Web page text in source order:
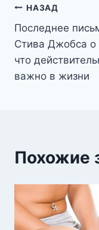
Навигация
по
записям
НАЗАД
Последнее
Стива Джобса о
что
важно в жизни
Похожие